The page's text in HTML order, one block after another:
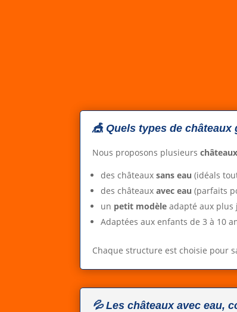
🎪 Quels types de
Nous proposons plusieurs
des châteauxsans eau (idéals
des châteauxavec eau (parfaits
un petit modèle adapté aux plus
Adaptées aux enfants de 3 à 10
Chaque structure est choisie pour
💦 Les châteaux avec eau,